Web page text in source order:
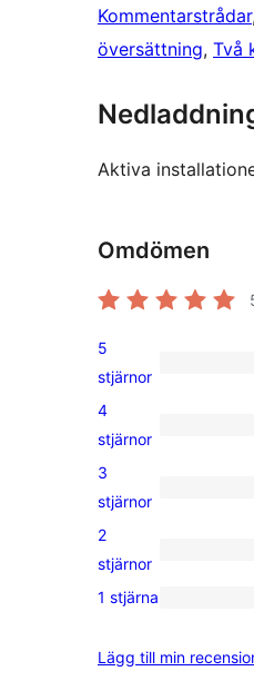
Kommentarstrådar,
översättning, Två
Aktiva
Omdömen
3
5-
stjärniga
5
stjärnor
0
4-
stjärniga
4
stjärnor
0
3-
stjärniga
3
stjärnor
0
2-
recensioner
2
stjärnor
0
stjärniga
1 stjärna
Lägg till min